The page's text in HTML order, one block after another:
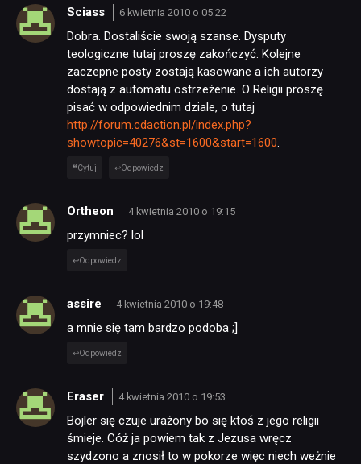
Sciass 6 kwietnia 2010 o 05:22
Dobra. Dostaliście swoją szanse. Dysputy
teologiczne tutaj proszę zakończyć. Kolejne
zaczepne posty zostają kasowane a ich autorzy
dostają z automatu ostrzeżenie. O Religii proszę
pisać w odpowiednim dziale, o tutaj
http://forum.cdaction.pl/index.php?
showtopic=40276&st=1600&start=1600.
Cytuj Odpowiedz
Ortheon 4 kwietnia 2010 o 19:15
przymniec? lol
Odpowiedz
assire 4 kwietnia 2010 o 19:48
a mnie się tam bardzo podoba ;]
Odpowiedz
Eraser 4 kwietnia 2010 o 19:53
Bojler się czuje urażony bo się ktoś z jego religii
śmieje. Cóż ja powiem tak z Jezusa wręcz
szydzono a znosił to w pokorze więc niech weżnie